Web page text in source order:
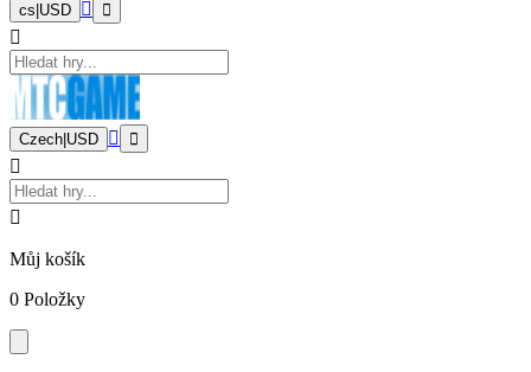
cs USD
Czech USD
Můj košík
0 Položky